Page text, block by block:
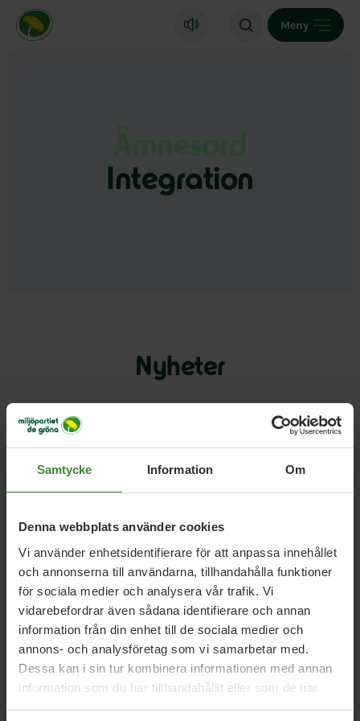
Samtycke Information Om
Denna webbplats använder cookies
Vi använder enhetsidentifierare för att anpassa innehållet
och annonserna till användarna, tillhandahålla funktioner
för sociala medier och analysera vår trafik. Vi
vidarebefordrar även sådana identifierare och annan
information från din enhet till de sociala medier och
annons- och analysföretag som vi samarbetar med.
Dessa kan i sin tur kombinera informationen med annan
information som du har tillhandahållit eller som de har
samlat in när du har använt deras tjänster.
Miljöpartiet de gröna, startsida
Meny
Integration
Nyheter
Nyhetskategori
Sök i nyheter
Visa resultat